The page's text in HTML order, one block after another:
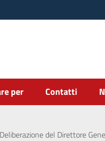
per Contatti
Deliberazione del Direttore